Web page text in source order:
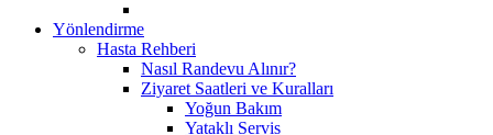
Yönlendirme
Hasta Rehberi
Nasıl Randevu Alınır?
Ziyaret Saatleri ve Kuralları
Yoğun Bakım
Yataklı Servis